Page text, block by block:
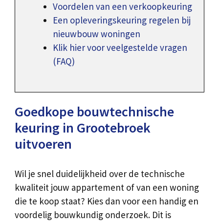
Voordelen van een verkoopkeuring
Een opleveringskeuring regelen bij
nieuwbouw woningen
Klik hier voor veelgestelde vragen
(FAQ)
Goedkope bouwtechnische
keuring in Grootebroek
uitvoeren
Wil je snel duidelijkheid over de technische
kwaliteit jouw appartement of van een woning
die te koop staat? Kies dan voor een handig en
voordelig bouwkundig onderzoek. Dit is